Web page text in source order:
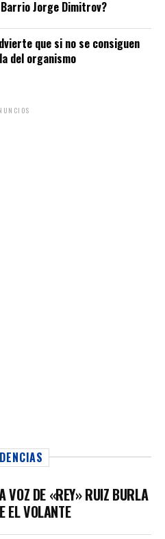
Jorge Dimitrov?
que si no se consiguen
del organismo
VOZ DE «REY» RUIZ BURLA
EL VOLANTE